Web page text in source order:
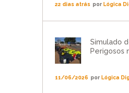
22 dias atrás porLógica
Simulado
Perigosos
11/06/2026 porLógica